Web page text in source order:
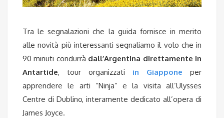
Tra le segnalazioni che la guida fornisce in merito
alle novità più interessanti segnaliamo il volo che in
90 minuti condurrà dall’Argentina direttamente in
Antartide, tour organizzati in Giappone per
apprendere le arti “Ninja” e la visita all’Ulysses
Centre di Dublino, interamente dedicato all’opera di
James Joyce.